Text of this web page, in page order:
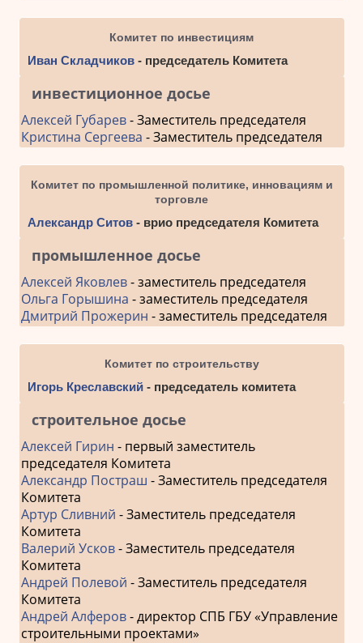
Комитет по инвестициям
Иван Складчиков- председатель Комитета
инвестиционное досье
Алексей Губарев- Заместитель председателя
Кристина Сергеева - Заместитель председателя
Комитет по промышленной политике, инновациям и
торговле
Александр Ситов- врио председателя Комитета
промышленное досье
Алексей Яковлев- заместитель председателя
Ольга Горышина - заместитель председателя
Дмитрий Прожерин - заместитель председателя
Комитет по строительству
Игорь Креславский - председатель комитета
строительное досье
Алексей Гирин - первый заместитель
председателя Комитета
Александр Постраш - Заместитель председателя
Комитета
Артур Сливний - Заместитель председателя
Комитета
Валерий Усков- Заместитель председателя
Комитета
Андрей Полевой - Заместитель председателя
Комитета
Андрей Алферов- директор СПБ ГБУ «Управление
строительными проектами»